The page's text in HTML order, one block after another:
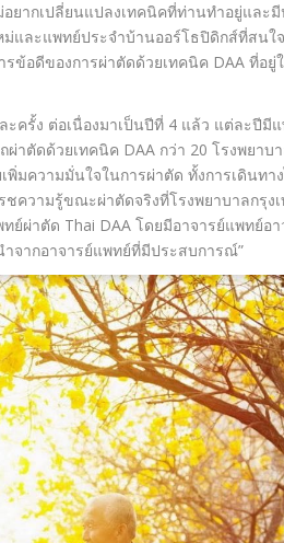
อยากเปลี่ยนแปลงเทคนิคที่ท่านทำอยู่และ
และแพทย์ประจำบ้านออร์โธปิดิกส์ที่สนใ
รข้อดีของการผ่าตัดด้วยเทคนิค DAA ที่อยู่
ครั้ง ต่อเนื่องมาเป็นปีที่ 4 แล้ว แต่ละปีมีแ
ผ่าตัดด้วยเทคนิค DAA กว่า 20 โรงพยาบ
เพิ่มความมั่นใจในการผ่าตัด ทั้งการเดินทา
ชความรู้ขณะผ่าตัดจริงที่โรงพยาบาลกรุง
ย์ผ่าตัด Thai DAA โดยมีอาจารย์แพทย์อ
จากอาจารย์แพทย์ที่มีประสบการณ์”